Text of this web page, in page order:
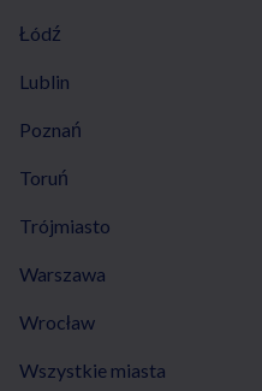
Łódź
Lublin
Poznań
Toruń
Trójmiasto
Warszawa
Wrocław
Wszystkie miasta